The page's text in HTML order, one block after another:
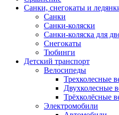
Санки, снегокаты и
Санки
Санки-коляски
Санки-коляска для
Снегокаты
Тюбинги
Детский транспорт
Велосипеды
Трехколесные
Двухколесные
Трёхколёсные
Электромобили